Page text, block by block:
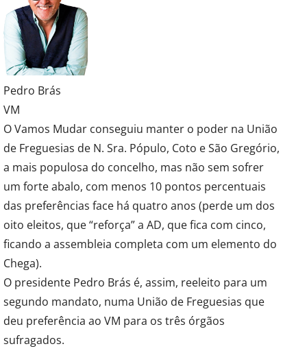
Pedro Brás
VM
O Vamos Mudar conseguiu manter o poder na União
de Freguesias de N. Sra. Pópulo, Coto e São Gregório,
a mais populosa do concelho, mas não sem sofrer
um forte abalo, com menos 10 pontos percentuais
das preferências face há quatro anos (perde um dos
oito eleitos, que “reforça” a AD, que fica com cinco,
ficando a assembleia completa com um elemento do
Chega).
O presidente Pedro Brás é, assim, reeleito para um
segundo mandato, numa União de Freguesias que
deu preferência ao VM para os três órgãos
sufragados.